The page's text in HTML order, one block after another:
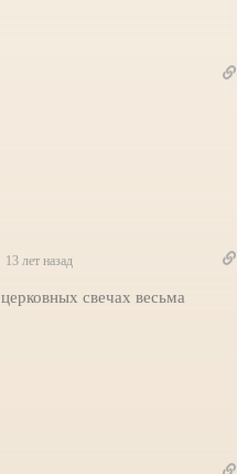
13 лет назад
свечах весьма